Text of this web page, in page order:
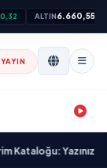
ALTIN6.660,55
Yazınızı